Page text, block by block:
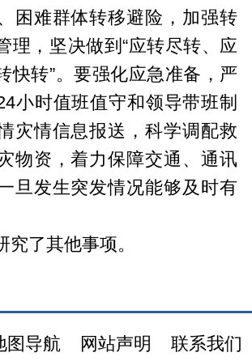
困难群体转移避险，加强转
理，坚决做到“应转尽转、应
快转”。要强化应急准备，严
小时值班值守和领导带班制
灾情信息报送，科学调配救
物资，着力保障交通、通讯
旦发生突发情况能够及时有
了其他事项。
图导航 网站声明 联系我们